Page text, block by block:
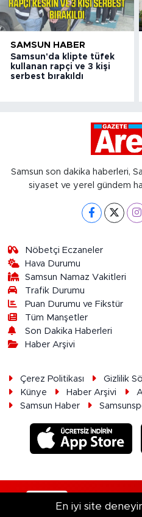
SAMSUN HABER
Samsun'da klipte tüfek
kullanan rapçi ve 3 kişi
serbest bırakıldı
Samsun son dakika haberleri,
siyaset ve yerel gündem
Nöbetçi Eczaneler
Hava Durumu
Samsun Namaz Vakitleri
Trafik Durumu
Puan Durumu ve Fikstür
Tüm Manşetler
Son Dakika Haberleri
Haber Arşivi
Çerez Politikası Gizlilik
Künye
Haber Arşivi
Samsun Haber
En iyi site